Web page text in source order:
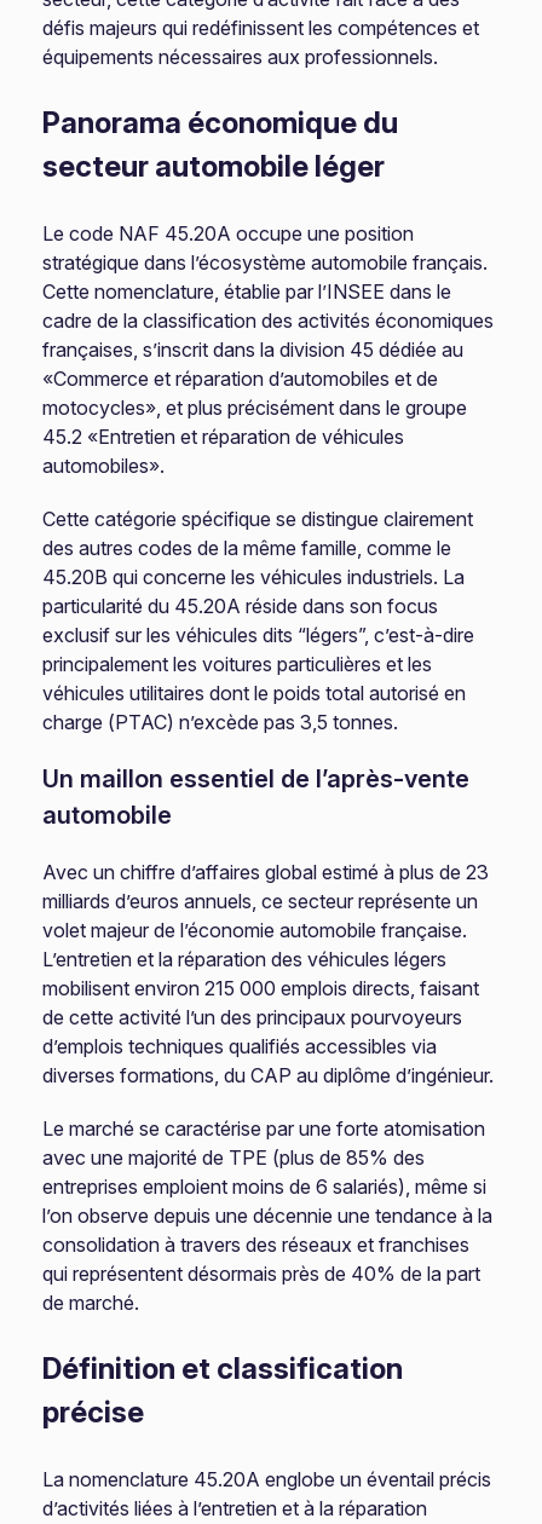
défis majeurs qui redéfinissent les compétences et
équipements nécessaires aux professionnels.
Panorama économique du
secteur automobile léger
Le code NAF 45.20A occupe une position
stratégique dans l’écosystème automobile français.
Cette nomenclature, établie par l’INSEE dans le
cadre de la classification des activités économiques
françaises, s’inscrit dans la division 45 dédiée au
«Commerce et réparation d’automobiles et de
motocycles», et plus précisément dans le groupe
45.2 «Entretien et réparation de véhicules
automobiles».
Cette catégorie spécifique se distingue clairement
des autres codes de la même famille, comme le
45.20B qui concerne les véhicules industriels. La
particularité du 45.20A réside dans son focus
exclusif sur les véhicules dits “légers”, c’est-à-dire
principalement les voitures particulières et les
véhicules utilitaires dont le poids total autorisé en
charge (PTAC) n’excède pas 3,5 tonnes.
Un maillon essentiel de l’après-vente
automobile
Avec un chiffre d’affaires global estimé à plus de 23
milliards d’euros annuels, ce secteur représente un
volet majeur de l’économie automobile française.
L’entretien et la réparation des véhicules légers
mobilisent environ 215 000 emplois directs, faisant
de cette activité l’un des principaux pourvoyeurs
d’emplois techniques qualifiés accessibles via
diverses formations, du CAP au diplôme d’ingénieur.
Le marché se caractérise par une forte atomisation
avec une majorité de TPE (plus de 85% des
entreprises emploient moins de 6 salariés), même si
l’on observe depuis une décennie une tendance à la
consolidation à travers des réseaux et franchises
qui représentent désormais près de 40% de la part
de marché.
Définition et classification
précise
La nomenclature 45.20A englobe un éventail précis
d’activités liées à l’entretien et à la réparation